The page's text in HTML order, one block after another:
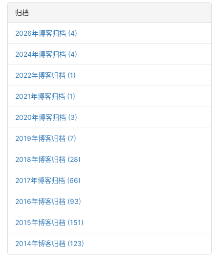
归档
2026年博客归档 (4)
2024年博客归档 (4)
2022年博客归档 (1)
2021年博客归档 (1)
2020年博客归档 (3)
2019年博客归档 (7)
2018年博客归档 (28)
2017年博客归档 (66)
2016年博客归档 (93)
2015年博客归档 (151)
2014年博客归档 (123)